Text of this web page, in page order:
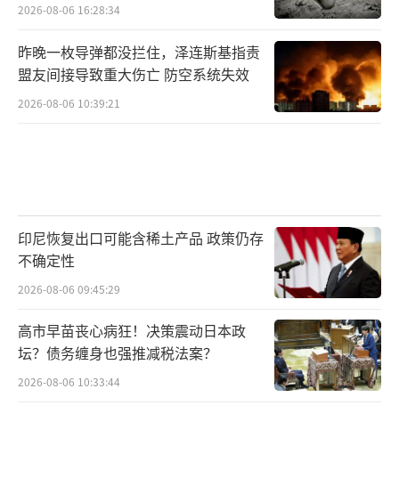
2026-08-06 16:28:34
昨晚一枚导弹都没拦住，泽连斯基指责
盟友间接导致重大伤亡 防空系统失效
2026-08-06 10:39:21
印尼恢复出口可能含稀土产品 政策仍存
不确定性
2026-08-06 09:45:29
高市早苗丧心病狂！决策震动日本政
坛？债务缠身也强推减税法案？
2026-08-06 10:33:44